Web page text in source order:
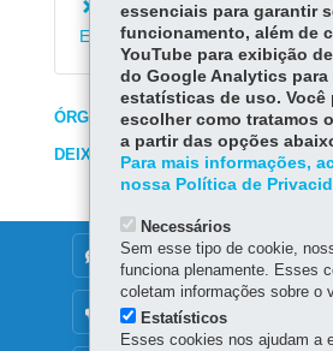
Consultar Profissionais da
Ensino
ÓRGÃO RESPONSÁVEL
DEIXE SUA OPINIÃO
DENUNCIE CORRUPÇÃO
OUVIDORIA
essenciais para garantir
funcionamento, além de
YouTube para exibição
do Google Analytics para
estatísticas de uso. Você
escolher como tratamos
a partir das opções
Para mais informações,
nossa Política de
Necessários
Sem esse tipo de cookie,
funciona plenamente. Esses
coletam informações sobre o
Estatísticos
Esses cookies nos ajudam a